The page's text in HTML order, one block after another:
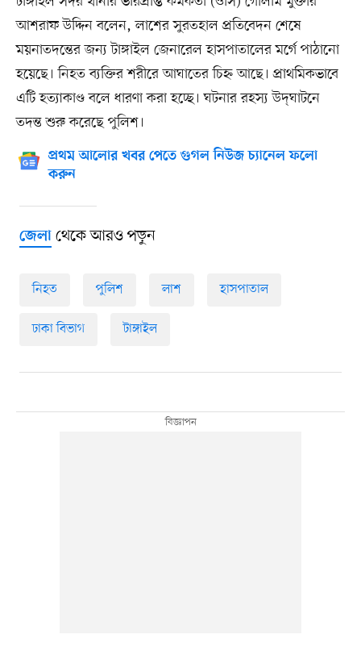
আশরাফ উদ্দিন বলেন, লাশের সুরতহাল প্রতিবেদন শেষে
ময়নাতদন্তের জন্য টাঙ্গাইল জেনারেল হাসপাতালের মর্গে পাঠানো
হয়েছে। নিহত ব্যক্তির শরীরে আঘাতের চিহ্ন আছে। প্রাথমিকভাবে
এটি হত্যাকাণ্ড বলে ধারণা করা হচ্ছে। ঘটনার রহস্য উদ্‌ঘাটনে
তদন্ত শুরু করেছে পুলিশ।
প্রথম আলোর খবর পেতে গুগল নিউজ চ্যানেল ফলো
করুন
জেলাথেকে আরও পড়ুন
নিহত পুলিশ লাশ হাসপাতাল
ঢাকা বিভাগ টাঙ্গাইল